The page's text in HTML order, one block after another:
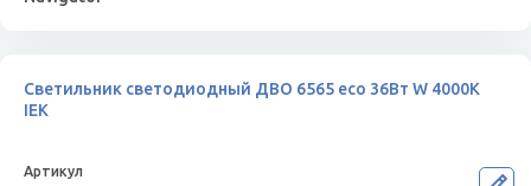
Светильник светодиодный ДВО 6565 eco 36Вт W 4000К
IEK